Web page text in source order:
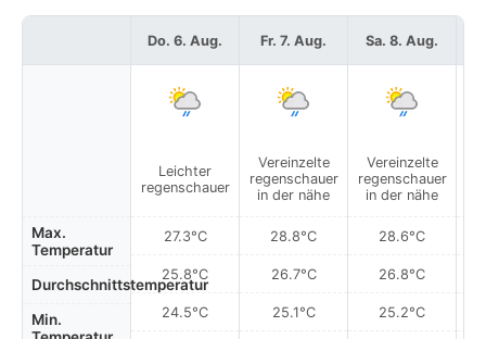
Max.
Temperatur
Durchschnittstemperatur
Min.
Do. 6. Aug.
Leichter
regenschauer
27.3°C
25.8°C
24.5°C
Fr. 7. Aug.
Vereinzelte
regenschauer
in der nähe
28.8°C
26.7°C
25.1°C
Sa. 8. Aug.
Vereinzelte
regenschauer
in der nähe
28.6°C
26.8°C
25.2°C